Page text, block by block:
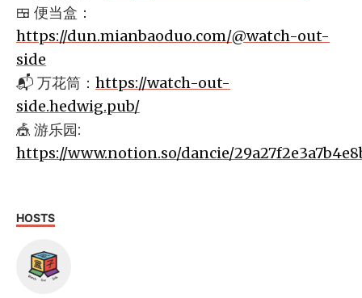
🍱 便当盒：
https://dun.mianbaoduo.com/@watch-out-
side
📬 万花筒： https://watch-out-
side.hedwig.pub/
🎪 游乐园:
https://www.notion.so/dancie/
HOSTS